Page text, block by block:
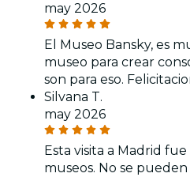
may 2026
El Museo Bansky, es
museo para crear
son para eso.
Silvana T.
may 2026
Esta visita a Madrid
museos. No se